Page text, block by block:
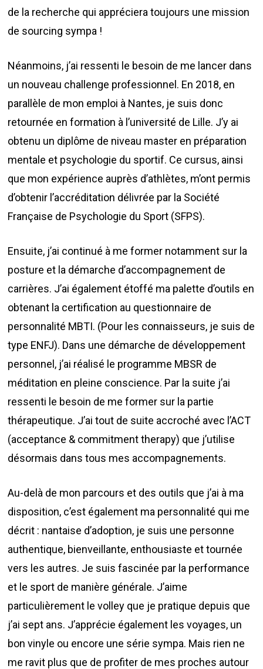
de la recherche qui appréciera toujours une mission
de sourcing sympa !
Néanmoins, j’ai ressenti le besoin de me lancer dans
un nouveau challenge professionnel. En 2018, en
parallèle de mon emploi à Nantes, je suis donc
retournée en formation à l’université de Lille. J’y ai
obtenu un diplôme de niveau master en préparation
mentale et psychologie du sportif. Ce cursus, ainsi
que mon expérience auprès d’athlètes, m’ont permis
d’obtenir l’accréditation délivrée par la Société
Française de Psychologie du Sport (SFPS).
Ensuite, j’ai continué à me former notamment sur la
posture et la démarche d’accompagnement de
carrières. J’ai également étoffé ma palette d’outils en
obtenant la certification au questionnaire de
personnalité MBTI. (Pour les connaisseurs, je suis de
type ENFJ). Dans une démarche de développement
personnel, j’ai réalisé le programme MBSR de
méditation en pleine conscience. Par la suite j’ai
ressenti le besoin de me former sur la partie
thérapeutique. J’ai tout de suite accroché avec l’ACT
(acceptance & commitment therapy) que j’utilise
désormais dans tous mes accompagnements.
Au-delà de mon parcours et des outils que j’ai à ma
disposition, c’est également ma personnalité qui me
décrit : nantaise d’adoption, je suis une personne
authentique, bienveillante, enthousiaste et tournée
vers les autres. Je suis fascinée par la performance
et le sport de manière générale. J’aime
particulièrement le volley que je pratique depuis que
j’ai sept ans. J’apprécie également les voyages, un
bon vinyle ou encore une série sympa. Mais rien ne
me ravit plus que de profiter de mes proches autour
Prestations
Athlètes
Entreprises / Clubs
Toutes les prestations
Témoignages
À propos de moi
Blog
Contacts et tarifs